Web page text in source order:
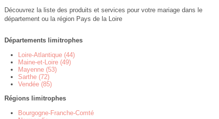
Découvrez la liste des produits et services pour votre mariage dans le
département ou la région Pays de la Loire
Départements limitrophes
Loire-Atlantique (44)
Maine-et-Loire (49)
Mayenne (53)
Sarthe (72)
Vendée (85)
Régions limitrophes
Bourgogne-Franche-Comté